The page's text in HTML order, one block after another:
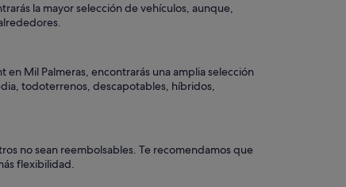
la mayor selección de vehículos, aunque,
Mil Palmeras, encontrarás una amplia selección
todoterrenos, descapotables, híbridos,
no sean reembolsables. Te recomendamos que
flexibilidad.